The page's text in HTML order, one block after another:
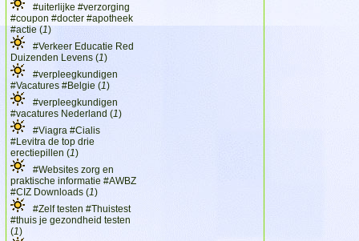
#uiterlijke #verzorging
#coupon #docter #apotheek
#actie (1)
#Verkeer Educatie Red
Duizenden Levens (1)
#verpleegkundigen
#Vacatures #Belgie (1)
#verpleegkundigen
#vacatures Nederland (1)
#Viagra #Cialis
#Levitra de top drie
erectiepillen (1)
#Websites zorg en
praktische informatie #AWBZ
#CIZ Downloads (1)
#Zelf testen #Thuistest
#thuis je gezondheid testen
(1)